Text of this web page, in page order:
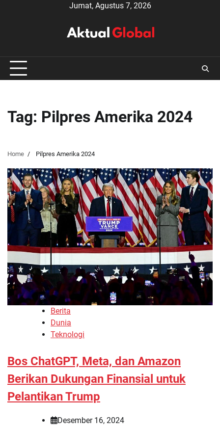
Jumat, Agustus 7, 2026
Tag: Pilpres Amerika 2024
Home Pilpres Amerika 2024
Berita
Dunia
Teknologi
Bos ChatGPT, Meta, dan Amazon
Berikan Dukungan Finansial untuk
Pelantikan Trump
Desember 16, 2024